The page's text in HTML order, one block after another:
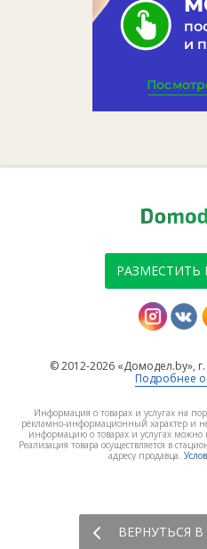
© 2012-2026 «Домодел.by»,
Подробнее
Информация о товарах и услугах на
рекламно-информационный характер и
информацию о товарах и услугах можно
Реализация товара осуществляется в
адресу продавца.
ВЕРНУТЬСЯ В